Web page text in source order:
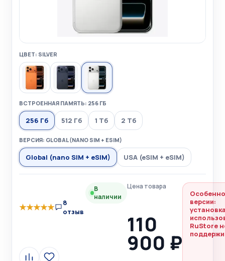
ЦВЕТ: SILVER
ВСТРОЕННАЯ ПАМЯТЬ: 256 ГБ
256 Гб 512 Гб 1 Тб 2 Тб
ВЕРСИЯ: GLOBAL (NANO SIM + ESIM)
Global (nano SIM + eSIM) USA (eSIM + eSIM)
★★★★★
8
отзыв
В
наличии
Цена товара
110
900 ₽
версии:
RuStore